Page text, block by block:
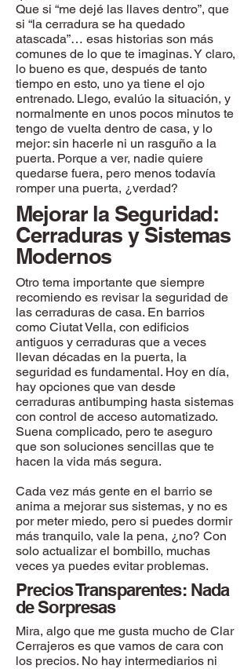
Que si “me dejé las llaves dentro”, que
si “la cerradura se ha quedado
atascada”… esas historias son más
comunes de lo que te imaginas. Y claro,
lo bueno es que, después de tanto
tiempo en esto, uno ya tiene el ojo
entrenado. Llego, evalúo la situación, y
normalmente en unos pocos minutos te
tengo de vuelta dentro de casa, y lo
mejor: sin hacerle ni un rasguño a la
puerta. Porque a ver, nadie quiere
quedarse fuera, pero menos todavía
romper una puerta, ¿verdad?
Mejorar la Seguridad:
Cerraduras y Sistemas
Modernos
Otro tema importante que siempre
recomiendo es revisar la seguridad de
las cerraduras de casa. En barrios
como Ciutat Vella, con edificios
antiguos y cerraduras que a veces
llevan décadas en la puerta, la
seguridad es fundamental. Hoy en día,
hay opciones que van desde
cerraduras antibumping hasta sistemas
con control de acceso automatizado.
Suena complicado, pero te aseguro
que son soluciones sencillas que te
hacen la vida más segura.
Cada vez más gente en el barrio se
anima a mejorar sus sistemas, y no es
por meter miedo, pero si puedes dormir
más tranquilo, vale la pena, ¿no? Con
solo actualizar el bombillo, muchas
veces ya puedes evitar problemas.
Precios Transparentes: Nada
de Sorpresas
Mira, algo que me gusta mucho de Clar
Cerrajeros es que vamos de cara con
los precios. No hay intermediarios ni